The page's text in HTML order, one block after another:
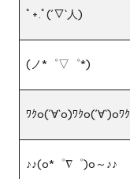
ﾟ+.ﾟ(´▽`人)
(ノ*゜▽゜*)
ﾜｸo(´∀`o)ﾜｸo(´∀`)oﾜｸ
♪♪(o*゜∇゜)o～♪♪